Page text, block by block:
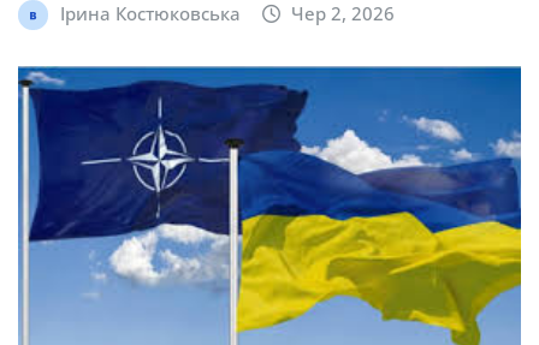
Ірина Костюковська Чер 2, 2026